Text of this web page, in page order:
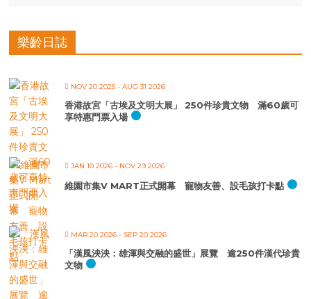
樂齡日誌
NOV 20 2025 - AUG 31 2026
香港故宮「古埃及文明大展」 250件珍貴文物 滿60歲可
享特惠門票入場
JAN 10 2026 - NOV 29 2026
維園市集V MART正式開幕 寵物友善、設毛孩打卡點
MAR 20 2026 - SEP 20 2026
「漢風泱泱：雄渾與交融的盛世」展覽 逾250件漢代珍貴
文物